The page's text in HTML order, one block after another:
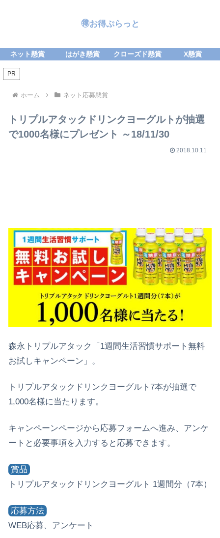
🉐お得ぷらっと
ネット懸賞 はがき懸賞 クローズド懸賞 X懸賞
PR
ホーム ネット応募懸賞
トリプルアタックドリンクヨーグルトが抽選
で1000名様にプレゼント ～18/11/30
2018.10.11
森永トリプルアタック「1週間生活習慣サポート無料
お試しキャンペーン」。
トリプルアタックドリンクヨーグルト7本が抽選で
1,000名様に当たります。
キャンペーンページから応募フォームへ進み、アンケ
ートと必要事項を入力すると応募できます。
賞品
トリプルアタックドリンクヨーグルト 1週間分（7本）
応募方法
WEB応募、アンケート